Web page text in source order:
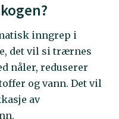
inngrep i
det vil si trærnes
nåler, reduserer
og vann. Det vil
av